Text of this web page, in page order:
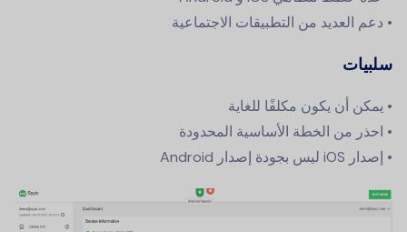
• دعم العديد من التطبيقات الاجتماعية
سلبيات
• يمكن أن يكون مكلفًا للغاية
• احذر من الخطة الأساسية المحدودة
• إصدار iOS ليس بجودة إصدار Android